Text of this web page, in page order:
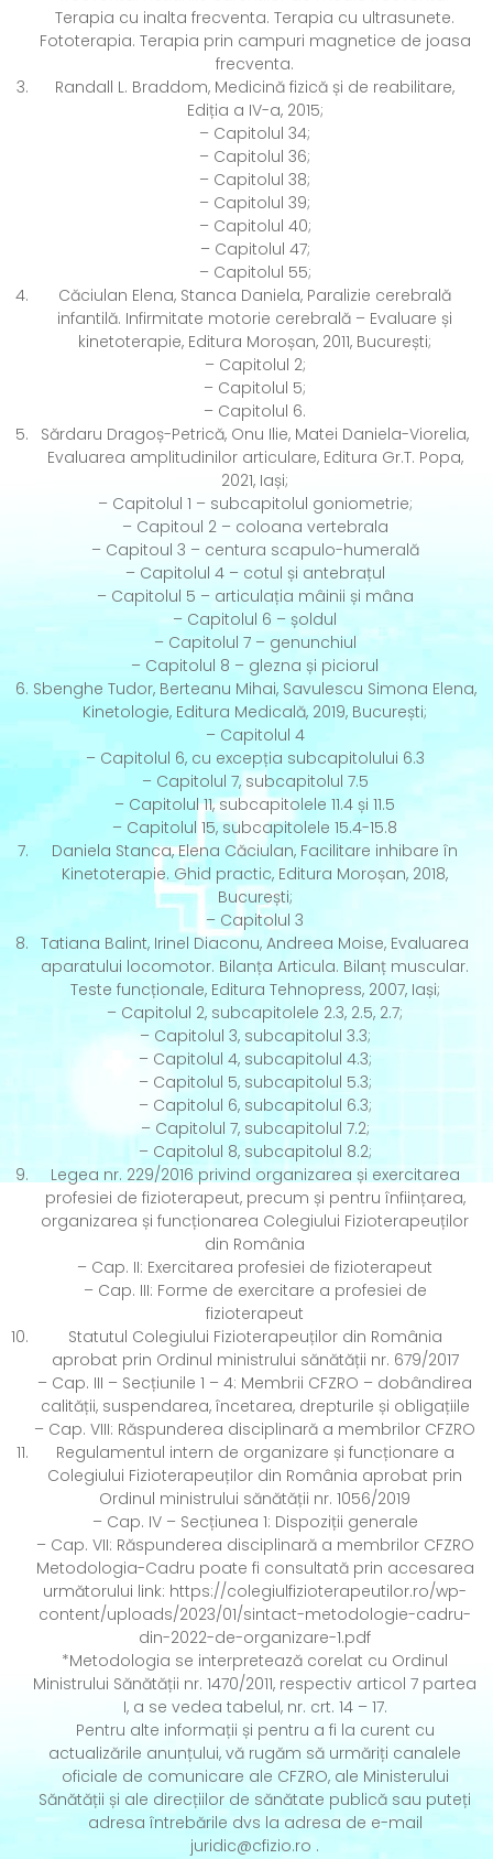
Terapia cu inalta frecventa. Terapia cu ultrasunete.
Fototerapia. Terapia prin campuri magnetice de joasa
frecventa.
Randall L. Braddom, Medicină fizică și de reabilitare,
Ediția a IV-a, 2015;
– Capitolul 34;
– Capitolul 36;
– Capitolul 38;
– Capitolul 39;
– Capitolul 40;
– Capitolul 47;
– Capitolul 55;
Căciulan Elena, Stanca Daniela, Paralizie cerebrală
infantilă. Infirmitate motorie cerebrală – Evaluare și
kinetoterapie, Editura Moroșan, 2011, București;
– Capitolul 2;
– Capitolul 5;
– Capitolul 6.
Sărdaru Dragoș-Petrică, Onu Ilie, Matei Daniela-Viorelia,
Evaluarea amplitudinilor articulare, Editura Gr.T. Popa,
2021, Iași;
– Capitolul 1 – subcapitolul goniometrie;
– Capitoul 2 – coloana vertebrala
– Capitoul 3 – centura scapulo-humerală
– Capitolul 4 – cotul și antebrațul
– Capitolul 5 – articulația mâinii și mâna
– Capitolul 6 – șoldul
– Capitolul 7 – genunchiul
– Capitolul 8 – glezna și piciorul
Sbenghe Tudor, Berteanu Mihai, Savulescu Simona Elena,
Kinetologie, Editura Medicală, 2019, București;
– Capitolul 4
– Capitolul 6, cu excepția subcapitolului 6.3
– Capitolul 7, subcapitolul 7.5
– Capitolul 11, subcapitolele 11.4 și 11.5
– Capitolul 15, subcapitolele 15.4-15.8
Daniela Stanca, Elena Căciulan, Facilitare inhibare în
Kinetoterapie. Ghid practic, Editura Moroșan, 2018,
București;
– Capitolul 3
Tatiana Balint, Irinel Diaconu, Andreea Moise, Evaluarea
aparatului locomotor. Bilanța Articula. Bilanț muscular.
Teste funcționale, Editura Tehnopress, 2007, Iași;
– Capitolul 2, subcapitolele 2.3, 2.5, 2.7;
– Capitolul 3, subcapitolul 3.3;
– Capitolul 4, subcapitolul 4.3;
– Capitolul 5, subcapitolul 5.3;
– Capitolul 6, subcapitolul 6.3;
– Capitolul 7, subcapitolul 7.2;
– Capitolul 8, subcapitolul 8.2;
Legea nr. 229/2016 privind organizarea și exercitarea
profesiei de fizioterapeut, precum și pentru înființarea,
organizarea și funcționarea Colegiului Fizioterapeuților
din România
– Cap. II: Exercitarea profesiei de fizioterapeut
– Cap. III: Forme de exercitare a profesiei de
fizioterapeut
Statutul Colegiului Fizioterapeuților din România
aprobat prin Ordinul ministrului sănătății nr. 679/2017
– Cap. III – Secțiunile 1 – 4: Membrii CFZRO – dobândirea
calității, suspendarea, încetarea, drepturile și obligațiile
– Cap. VIII: Răspunderea disciplinară a membrilor CFZRO
Regulamentul intern de organizare și funcționare a
Colegiului Fizioterapeuților din România aprobat prin
Ordinul ministrului sănătății nr. 1056/2019
– Cap. IV – Secțiunea 1: Dispoziții generale
– Cap. VII: Răspunderea disciplinară a membrilor CFZRO
Metodologia-Cadru poate fi consultată prin accesarea
următorului link: https://colegiulfizioterapeutilor.ro/wp-
content/uploads/2023/01/sintact-metodologie-cadru-
din-2022-de-organizare-1.pdf
*Metodologia se interpretează corelat cu Ordinul
Ministrului Sănătății nr. 1470/2011, respectiv articol 7 partea
I, a se vedea tabelul, nr. crt. 14 – 17.
Pentru alte informații și pentru a fi la curent cu
actualizările anunțului, vă rugăm să urmăriți canalele
oficiale de comunicare ale CFZRO, ale Ministerului
Sănătății și ale direcțiilor de sănătate publică sau puteți
adresa întrebările dvs la adresa de e-mail
juridic@cfizio.ro .